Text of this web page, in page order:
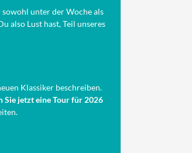
unter der Woche als
also Lust hast, Teil unseres
Klassiker beschreiben.
Sie jetzt eine Tour für 2026